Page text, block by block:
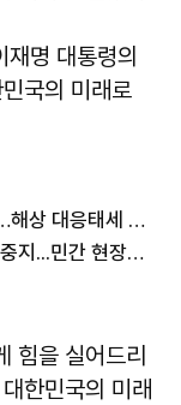
명 대통령의
국의 미래로
김정수 강릉해경서장, 309함 현장점검…해상 대응태세 직접 살폈다
화성시, 폭염 중대경보에 공공 옥외작업 중지...민간 현장도 휴식 집중점검
힘을 실어드리
한민국의 미래